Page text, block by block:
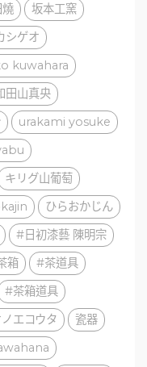
燒
坂本工窯
シゲオ
kuwahara
田山真央
urakami yosuke
キリグ山葡萄
ひらおかじん
#日初漆藝 陳明宗
箱
#茶道具
#茶箱道具
エコウタ
瓷器